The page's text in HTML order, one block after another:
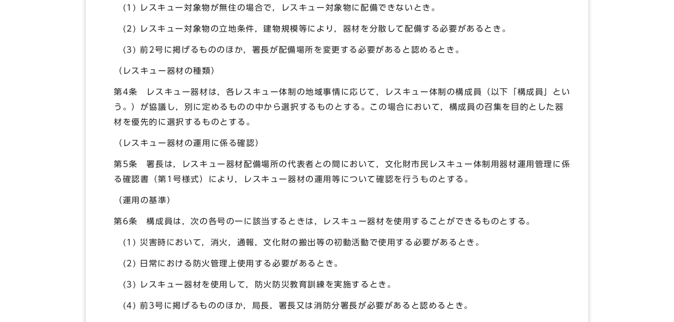
(1) レスキュー対象物が無住の場合で，レスキュー対象物に配備できないとき。
(2) レスキュー対象物の立地条件，建物規模等により，器材を分散して配備する必要があるとき。
(3) 前2号に掲げるもののほか，署長が配備場所を変更する必要があると認めるとき。
（レスキュー器材の種類）
第4条 レスキュー器材は，各レスキュー体制の地域事情に応じて，レスキュー体制の構成員（以下「構成員」とい
う。）が協議し，別に定めるものの中から選択するものとする。この場合において，構成員の召集を目的とした器
材を優先的に選択するものとする。
（レスキュー器材の運用に係る確認）
第5条 署長は，レスキュー器材配備場所の代表者との間において，文化財市民レスキュー体制用器材運用管理に係
る確認書（第1号様式）により，レスキュー器材の運用等について確認を行うものとする。
（運用の基準）
第6条 構成員は，次の各号の一に該当するときは，レスキュー器材を使用することができるものとする。
(1) 災害時において，消火，通報，文化財の搬出等の初動活動で使用する必要があるとき。
(2) 日常における防火管理上使用する必要があるとき。
(3) レスキュー器材を使用して，防火防災教育訓練を実施するとき。
(4) 前3号に掲げるもののほか，局長，署長又は消防分署長が必要があると認めるとき。